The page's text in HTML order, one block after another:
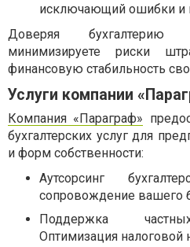
исключающий ошибки и
Доверяя бухгалтерию
минимизируете риски
финансовую стабильность
Услуги компании
Компания «Параграф»
бухгалтерских услуг для
и форм собственности:
Аутсорсинг
сопровождение вашего
Поддержка
Оптимизация налоговой